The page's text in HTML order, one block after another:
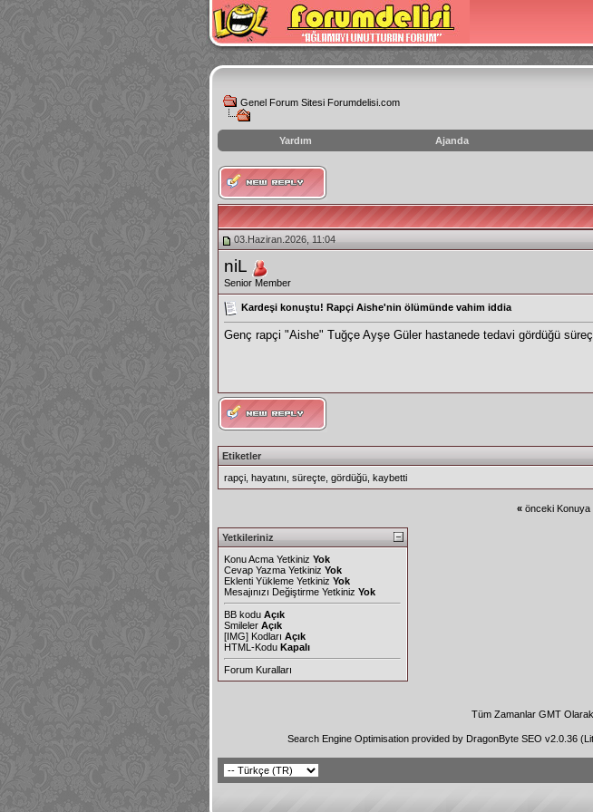
Genel Forum Sitesi Forumdelisi.com
Yardım
Ajanda
instagram
izlenme
hilesi
03.Haziran.2026, 11:04
niL
Senior Member
Kardeşi konuştu! Rapçi Aishe'nin ölümünde vahim iddia
Genç rapçi "Aishe" Tuğçe Ayşe Güler hastanede tedavi gördüğü
Etiketler
rapçi hayatını süreçte gördüğü kaybetti
« önceki Konuya
Yetkileriniz
Konu Acma Yetkiniz Yok
Cevap Yazma Yetkiniz Yok
Eklenti Yükleme Yetkiniz Yok
Mesajınızı Değiştirme Yetkiniz Yok
BB kodu Açık
Smileler Açık
[IMG] Kodları Açık
HTML-Kodu Kapalı
Forum Kuralları
Tüm Zamanlar GMT
Search Engine Optimisation provided by DragonByte SEO v2.0.36